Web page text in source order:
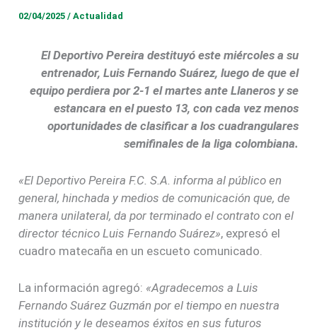
02/04/2025/Actualidad
El Deportivo Pereira destituyó este miércoles a su
entrenador, Luis Fernando Suárez, luego de que el
equipo perdiera por 2-1 el martes ante Llaneros y se
estancara en el puesto 13, con cada vez menos
oportunidades de clasificar a los cuadrangulares
semifinales de la liga colombiana.
«El Deportivo Pereira F.C. S.A. informa al público en
general, hinchada y medios de comunicación que, de
manera unilateral, da por terminado el contrato con el
director técnico Luis Fernando Suárez», expresó el
cuadro matecaña en un escueto comunicado.
La información agregó: «Agradecemos a Luis
Fernando Suárez Guzmán por el tiempo en nuestra
institución y le deseamos éxitos en sus futuros